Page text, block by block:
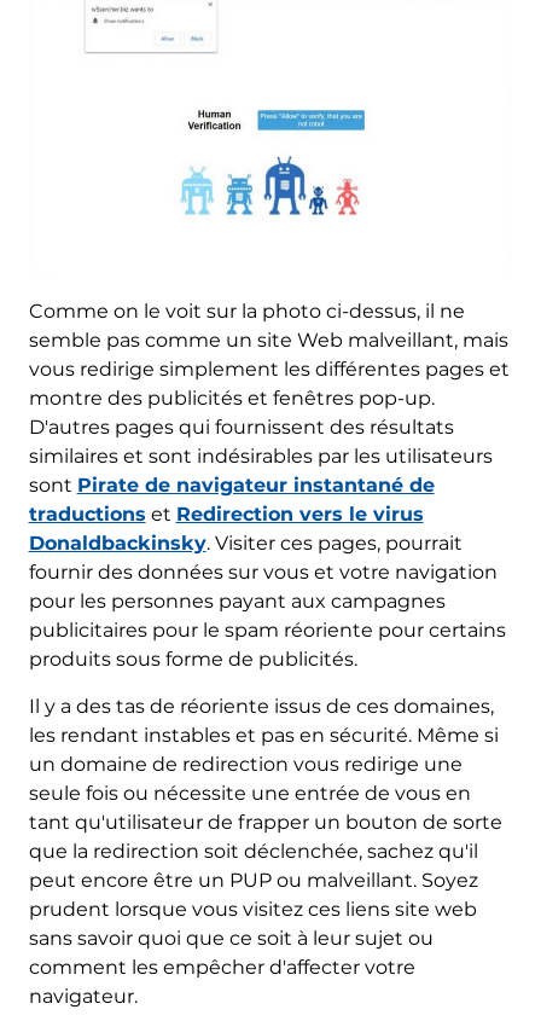
Comme on le voit sur la photo ci-dessus, il ne
semble pas comme un site Web malveillant, mais
vous redirige simplement les différentes pages et
montre des publicités et fenêtres pop-up.
D'autres pages qui fournissent des résultats
similaires et sont indésirables par les utilisateurs
sont Pirate de navigateur instantané de
traductions et Redirection vers le virus
Donaldbackinsky. Visiter ces pages, pourrait
fournir des données sur vous et votre navigation
pour les personnes payant aux campagnes
publicitaires pour le spam réoriente pour certains
produits sous forme de publicités.
Il y a des tas de réoriente issus de ces domaines,
les rendant instables et pas en sécurité. Même si
un domaine de redirection vous redirige une
seule fois ou nécessite une entrée de vous en
tant qu'utilisateur de frapper un bouton de sorte
que la redirection soit déclenchée, sachez qu'il
peut encore être un PUP ou malveillant. Soyez
prudent lorsque vous visitez ces liens site web
sans savoir quoi que ce soit à leur sujet ou
comment les empêcher d'affecter votre
navigateur.